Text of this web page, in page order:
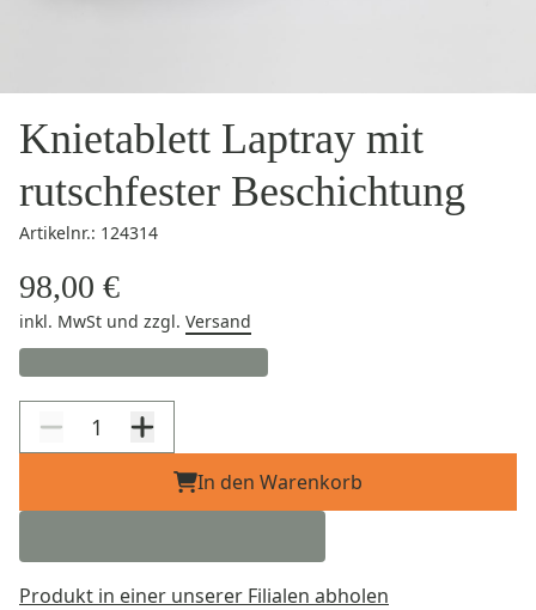
Knietablett Laptray mit
rutschfester Beschichtung
Artikelnr.: 124314
98,00 €
inkl. MwSt und zzgl. Versand
In den Warenkorb
Produkt in einer unserer Filialen abholen